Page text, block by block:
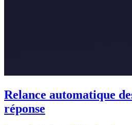
Relance automatique
réponse